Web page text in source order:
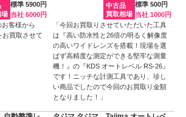
場
標準 5900円
当社 6000円
客様から
お買取させて
中古品
買取相場
標準 500円
当社 1000円
「今回お買取りさせていただいた工具
は『高い防水性と26倍の明るく解像度
の高いワイドレンズを搭載！現場を選
ばず高精度な測定ができる堅牢な測量
機！』の『KDS オートレベル RS-26』
です！ニッチな計測工具であり、珍し
い商品でしたので今回のお買取り金額
となりました！」